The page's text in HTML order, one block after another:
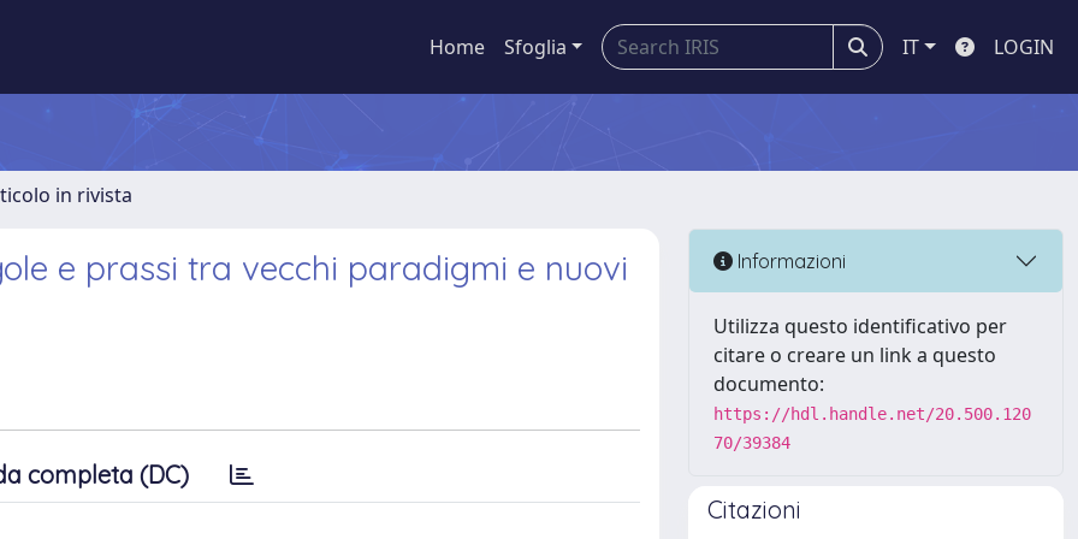
Home Sfoglia IT LOGIN
in rivista
e prassi tra vecchi paradigmi e nuovi
completa (DC)
Informazioni
Utilizza questo identificativo per
citare o creare un link a questo
documento:
https://hdl.handle.net/20.500.120
70/39384
Citazioni